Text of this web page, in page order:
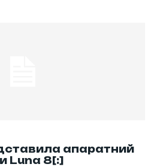
апаратний
Luna 8[:]